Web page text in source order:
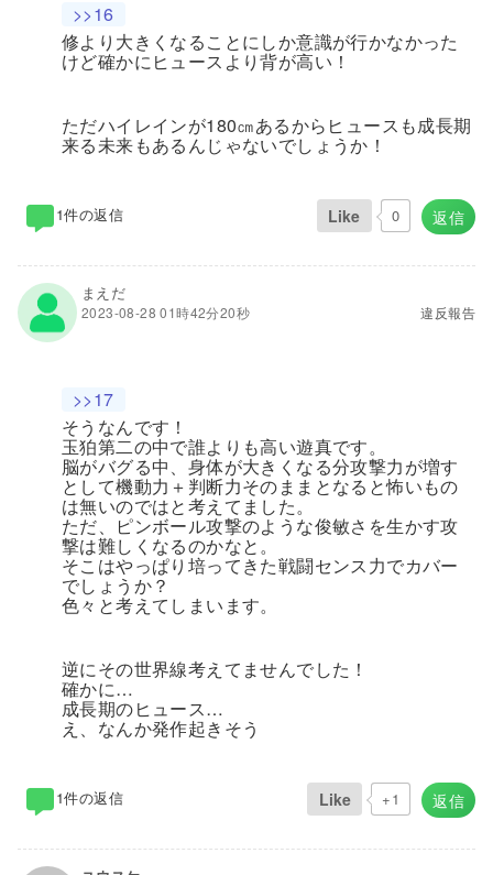
>>16
修より大きくなることにしか意識が行かなかった
けど確かにヒュースより背が高い！
ただハイレインが180㎝あるからヒュースも成長期
来る未来もあるんじゃないでしょうか！
返信
Like 0
1件の返信
まえだ
2023-08-28 01時42分20秒 違反報告
>>17
そうなんです！
玉狛第二の中で誰よりも高い遊真です。
脳がバグる中、身体が大きくなる分攻撃力が増す
として機動力＋判断力そのままとなると怖いもの
は無いのではと考えてました。
ただ、ピンボール攻撃のような俊敏さを生かす攻
撃は難しくなるのかなと。
そこはやっぱり培ってきた戦闘センス力でカバー
でしょうか？
色々と考えてしまいます。
逆にその世界線考えてませんでした！
確かに…
成長期のヒュース…
え、なんか発作起きそう
返信
Like +1
1件の返信